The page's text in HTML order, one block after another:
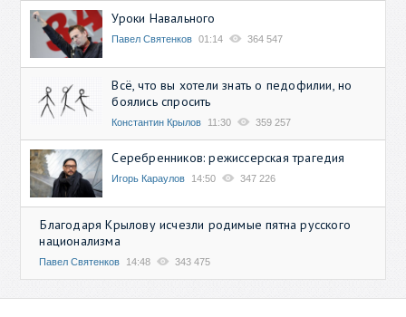
Уроки Навального
Павел Святенков 01:14 364 547
Всё, что вы хотели знать о педофилии, но
боялись спросить
Константин Крылов 11:30 359 257
Серебренников: режиссерская трагедия
Игорь Караулов 14:50 347 226
Благодаря Крылову исчезли родимые пятна русского
национализма
Павел Святенков 14:48 343 475